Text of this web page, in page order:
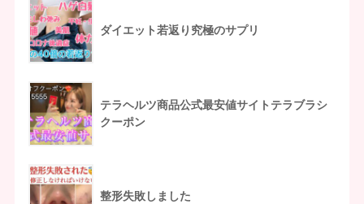
ダイエット若返り究極のサプリ
テラヘルツ商品公式最安値サイトテラブラシ
クーポン
整形失敗しました